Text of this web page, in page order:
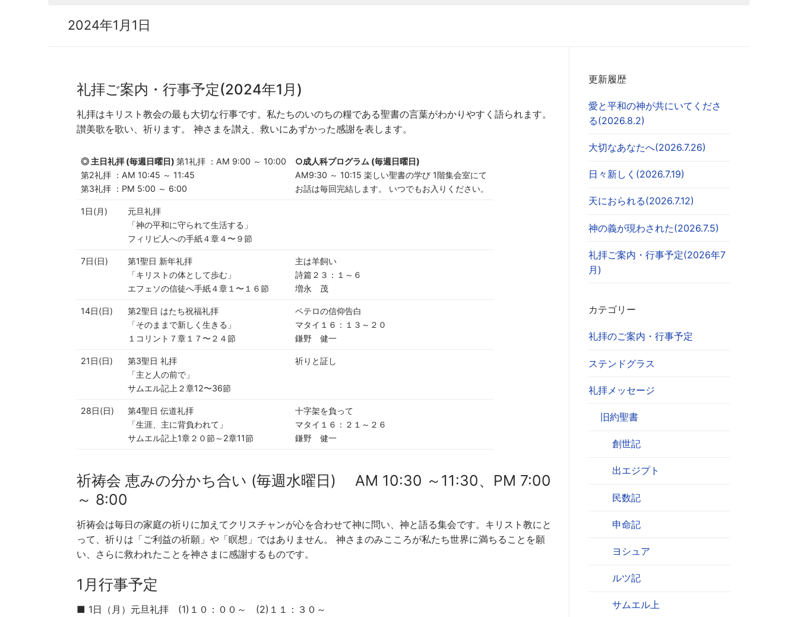
2024年1月1日
礼拝ご案内・行事予定(2024年1月)
礼拝はキリスト教会の最も大切な行事です。私たちのいのちの糧である聖書の言葉がわかりやすく語られます。
讃美歌を歌い、祈ります。 神さまを讃え、救いにあずかった感謝を表します。
◎ 主日礼拝 (毎週日曜日)第1礼拝 ：AM 9:00 ～ 10:00
第2礼拝 ：AM 10:45 ～ 11:45
第3礼拝 ：PM 5:00 ～ 6:00
○成人科プログラム (毎週日曜日)
AM9:30 ～ 10:15 楽しい聖書の学び 1階集会室にて
お話は毎回完結します。 いつでもお入りください。
1日(月)
元旦礼拝
「神の平和に守られて生活する」
フィリピ人への手紙４章４〜９節
7日(日)
第1聖日 新年礼拝
「キリストの体として歩む」
エフェソの信徒へ手紙４章１〜１６節
主は羊飼い
詩篇２３：１～６
増永 茂
14日(日)
第2聖日 はたち祝福礼拝
「そのままで新しく生きる」
１コリント７章１７〜２４節
ペテロの信仰告白
マタイ１６：１３～２０
鎌野 健一
21日(日)
第3聖日 礼拝
「主と人の前で」
サムエル記上２章12〜36節
祈りと証し
28日(日)
第4聖日 伝道礼拝
「生涯、主に背負われて」
サムエル記上1章２０節～2章11節
十字架を負って
マタイ１６：２１～２６
鎌野 健一
祈祷会 恵みの分かち合い (毎週水曜日) AM 10:30 ～11:30、PM 7:00
～ 8:00
祈祷会は毎日の家庭の祈りに加えてクリスチャンが心を合わせて神に問い、神と語る集会です。キリスト教にと
って、祈りは「ご利益の祈願」や「瞑想」ではありません。 神さまのみこころが私たち世界に満ちることを願
い、さらに救われたことを神さまに感謝するものです。
1月行事予定
■ 1日（月）元旦礼拝 (1)１０：００～ (2)１１：３０～
更新履歴
愛と平和の神が共にいてくださ
る(2026.8.2)
大切なあなたへ(2026.7.26)
日々新しく(2026.7.19)
天におられる(2026.7.12)
神の義が現わされた(2026.7.5)
礼拝ご案内・行事予定(2026年7
月)
カテゴリー
礼拝のご案内・行事予定
ステンドグラス
礼拝メッセージ
旧約聖書
創世記
出エジプト
民数記
申命記
ヨシュア
ルツ記
サムエル上